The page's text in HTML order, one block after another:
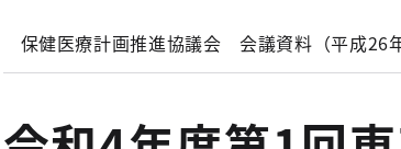
保健医療計画推進協議会 会議資料（平成26年